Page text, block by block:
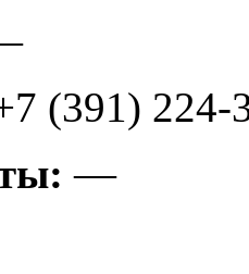
(391) 224-
—